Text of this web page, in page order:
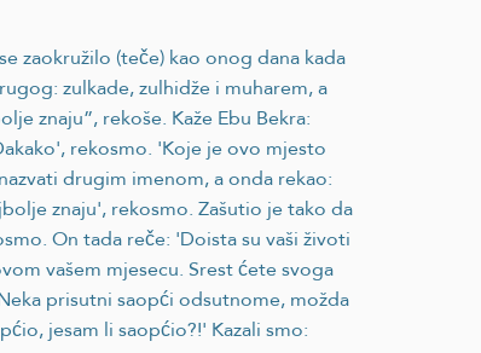
zaokružilo (teče) kao onog dana kada
zulkade, zulhidže i muharem, a
znaju”, rekoše. Kaže Ebu Bekra:
rekosmo. 'Koje je ovo mjesto
drugim imenom, a onda rekao:
znaju', rekosmo. Zašutio je tako da
On tada reče: 'Doista su vaši životi
vašem mjesecu. Srest ćete svoga
prisutni saopći odsutnome, možda
jesam li saopćio?!' Kazali smo: